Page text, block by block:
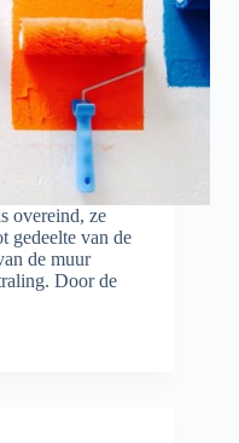
overeind, ze
gedeelte van de
de muur
Door de